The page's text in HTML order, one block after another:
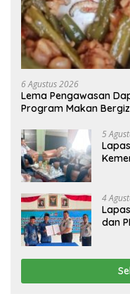
6 Agustus 2026
Lema Pengawasan
Program Makan
5
4
dan